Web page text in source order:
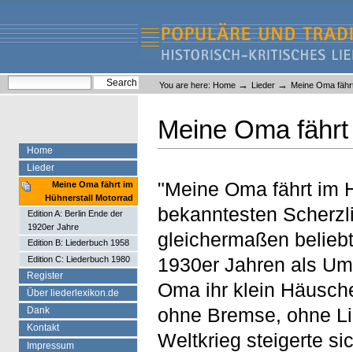
content.
navigation
Liederlexikon
Personal
tools
You are here: Home → Lieder → Meine Oma
Meine Oma
"Meine Oma fährt im
bekanntesten
gleichermaßen
1930er Jahren als
Oma ihr klein
ohne Bremse, ohne
Weltkrieg steigerte
Home
Lieder
Meine Oma fährt im
Hühnerstall Motorrad
Edition A: Berlin Ende der
1920er Jahre
Edition B: Liederbuch 1958
Edition C: Liederbuch 1980
Register
Über liederlexikon.de
Dank
Kontakt
Impressum